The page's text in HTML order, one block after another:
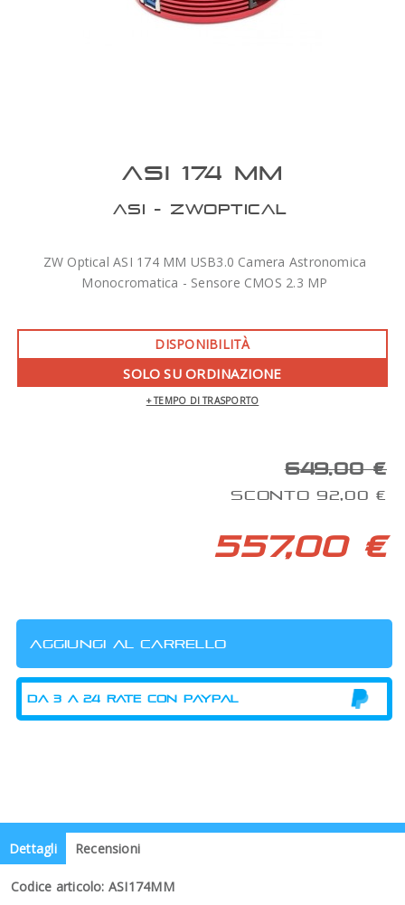
ASI 174 MM
ASI - ZWOPTICAL
ZW Optical ASI 174 MM USB3.0 Camera Astronomica
Monocromatica - Sensore CMOS 2.3 MP
DISPONIBILITÀ
SOLO SU ORDINAZIONE
+ TEMPO DI TRASPORTO
649,00 €
SCONTO 92,00 €
557,00 €
Dettagli Recensioni
Codice articolo: ASI174MM